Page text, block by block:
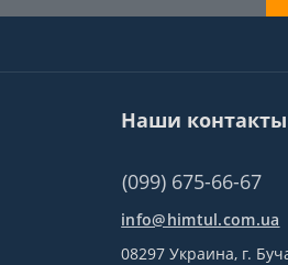
Наши контакты
(099) 675-66-67
info@himtul.com.ua
08297 Украина, г.